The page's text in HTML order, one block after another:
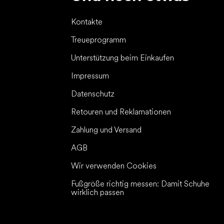
Kontakte
Treueprogramm
Unterstützung beim Einkaufen
Impressum
Datenschutz
Retouren und Reklamationen
Zahlung und Versand
AGB
Wir verwenden Cookies
Fußgröße richtig messen: Damit Schuhe
wirklich passen